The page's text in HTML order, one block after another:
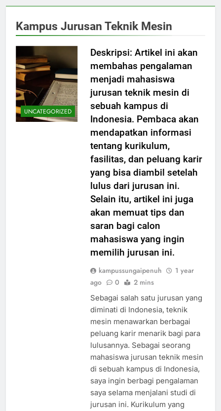
Kampus Jurusan Teknik Mesin
UNCATEGORIZED
Deskripsi: Artikel ini akan
membahas pengalaman
menjadi mahasiswa
jurusan teknik mesin di
sebuah kampus di
Indonesia. Pembaca akan
mendapatkan informasi
tentang kurikulum,
fasilitas, dan peluang karir
yang bisa diambil setelah
lulus dari jurusan ini.
Selain itu, artikel ini juga
akan memuat tips dan
saran bagi calon
mahasiswa yang ingin
memilih jurusan ini.
kampussungaipenuh
1 year
ago
0 2 mins
Sebagai salah satu jurusan yang
diminati di Indonesia, teknik
mesin menawarkan berbagai
peluang karir menarik bagi para
lulusannya. Sebagai seorang
mahasiswa jurusan teknik mesin
di sebuah kampus di Indonesia,
saya ingin berbagi pengalaman
saya selama menjalani studi di
jurusan ini. Kurikulum yang